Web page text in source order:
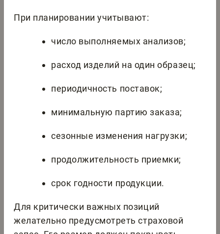
При планировании учитывают:
число выполняемых анализов;
расход изделий на один образец;
периодичность поставок;
минимальную партию заказа;
сезонные изменения нагрузки;
продолжительность приемки;
срок годности продукции.
Для критически важных позиций
желательно предусмотреть страховой